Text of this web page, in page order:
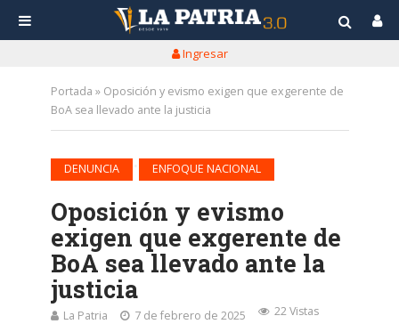
Ingresar
Portada » Oposición y evismo exigen que exgerente de
BoA sea llevado ante la justicia
DENUNCIA ENFOQUE NACIONAL
Oposición y evismo
exigen que exgerente de
BoA sea llevado ante la
justicia
La Patria 7 de febrero de 2025 22 Vistas